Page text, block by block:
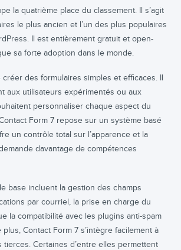
la quatrième place du classement. Il s’agit
le plus ancien et l’un des plus populaires
Il est entièrement gratuit et open-
sa forte adoption dans le monde.
des formulaires simples et efficaces. Il
aux utilisateurs expérimentés ou aux
personnaliser chaque aspect du
Form 7 repose sur un système basé
un contrôle total sur l’apparence et la
davantage de compétences
base incluent la gestion des champs
par courriel, la prise en charge du
la compatibilité avec les plugins anti-spam
Contact Form 7 s’intègre facilement à
Certaines d’entre elles permettent